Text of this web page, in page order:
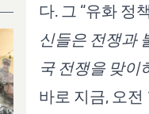
다. 그 “유화 정
신들은 전쟁과
국 전쟁을 맞이
바로 지금, 오